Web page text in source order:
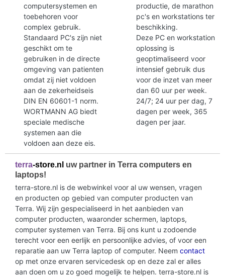
computersystemen en
toebehoren voor
complex gebruik.
Standaard PC's zijn niet
geschikt om te
gebruiken in de directe
omgeving van patienten
omdat zij niet voldoen
aan de zekerheidseis
DIN EN 60601-1 norm.
WORTMANN AG biedt
speciale medische
systemen aan die
voldoen aan deze eis.
productie, de marathon
pc's en workstations ter
beschikking.
Deze PC en workstation
oplossing is
geoptimaliseerd voor
intensief gebruik dus
voor de inzet van meer
dan 60 uur per week.
24/7; 24 uur per dag, 7
dagen per week, 365
dagen per jaar.
terra-store.nl uw partner in Terra computers en
laptops!
terra-store.nl is de webwinkel voor al uw wensen, vragen
en producten op gebied van computer producten van
Terra. Wij zijn gespecialiseerd in het aanbieden van
computer producten, waaronder schermen, laptops,
computer systemen van Terra. Bij ons kunt u zodoende
terecht voor een eerlijk en persoonlijke advies, of voor een
reparatie aan uw Terra laptop of computer. Neem contact
op met onze ervaren servicedesk op en deze zal er alles
aan doen om u zo goed mogelijk te helpen. terra-store.nl is